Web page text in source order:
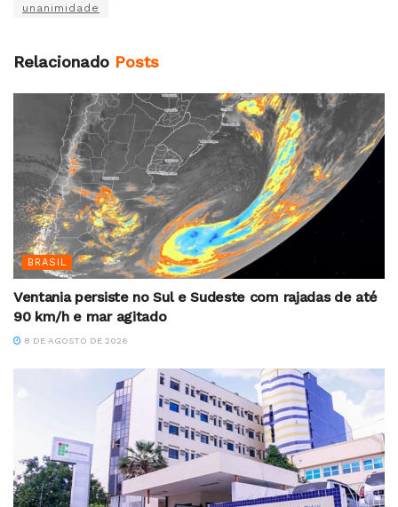
unanimidade
Relacionado Posts
BRASIL
Ventania persiste no Sul e Sudeste com rajadas de até
90 km/h e mar agitado
8 DE AGOSTO DE 2026